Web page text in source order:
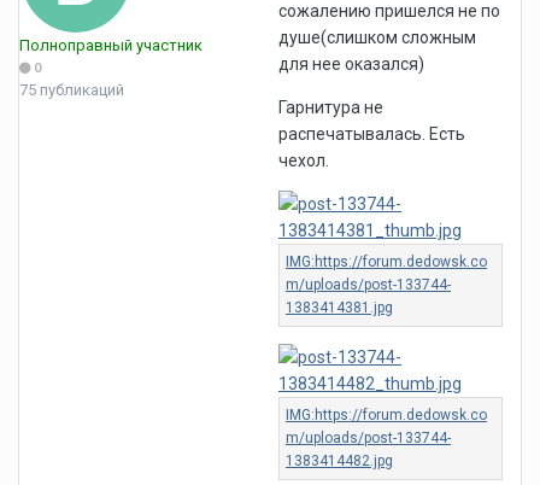
Полноправный участник
0
75 публикаций
сожалению пришелся не по
душе(слишком сложным
для нее оказался)
Гарнитура не
распечатывалась. Есть
чехол.